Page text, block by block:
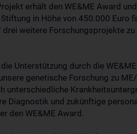
erhält den WE&ME Award
in Höhe von 450.000 Euro
weitere Forschungsprojekte
Unterstützung durch die
genetische Forschung zu
unterschiedliche
Diagnostik und zukünftige
den WE&ME Award.